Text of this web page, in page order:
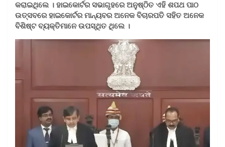
କରାଇଥିଲେ । ହାଇକୋର୍ଟର ସଭାଗୃହରେ ଅନୁଷ୍ଠିତ ଏହି ଶପଥ ପାଠ
ଉତ୍ସବରେ ହାଇକୋର୍ଟର ମାନ୍ୟବର ଅନେକ ବିଚାରପତି ସହିତ ଅନେକ
ବିଶିଷ୍ଟ ବ୍ୟକ୍ତିମାନେ ଉପସ୍ଥିତ ଥିଲେ ।